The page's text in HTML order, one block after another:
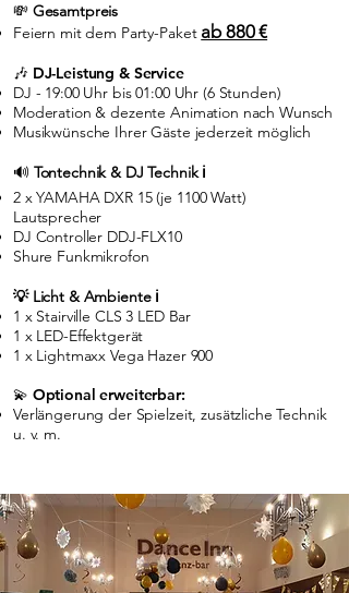
💸 Gesamtpreis
Feiern mit dem Party-Paket ab 880 €
🎶 DJ-Leistung & Service
DJ - 19:00 Uhr bis 01:00 Uhr (6 Stunden)
Moderation & dezente Animation nach Wunsch
Musikwünsche Ihrer Gäste jederzeit möglich
🔊 Tontechnik & DJ Technik ℹ️
2 x YAMAHA DXR 15 (je 1100 Watt)
Lautsprecher
DJ Controller DDJ-FLX10
Shure Funkmikrofon
💡 Licht & Ambiente ℹ️
1 x Stairville CLS 3 LED Bar
1 x LED-Effektgerät
1 x Lightmaxx Vega Hazer 900
💫 Optional erweiterbar:
Verlängerung der Spielzeit, zusätzliche Technik
u. v. m.